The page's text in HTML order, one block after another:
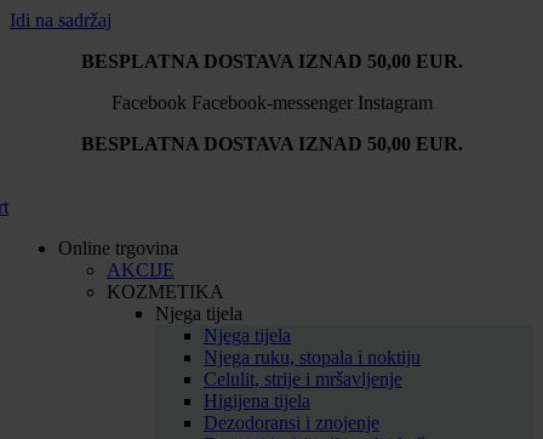
Idi na sadržaj
BESPLATNA DOSTAVA IZNAD 50,00 EUR.
Facebook Facebook-messenger Instagram
BESPLATNA DOSTAVA IZNAD 50,00 EUR.
Online trgovina
AKCIJE
KOZMETIKA
Njega tijela
Njega tijela
Njega ruku, stopala i noktiju
Celulit, strije i mršavljenje
Higijena tijela
Dezodoransi i znojenje